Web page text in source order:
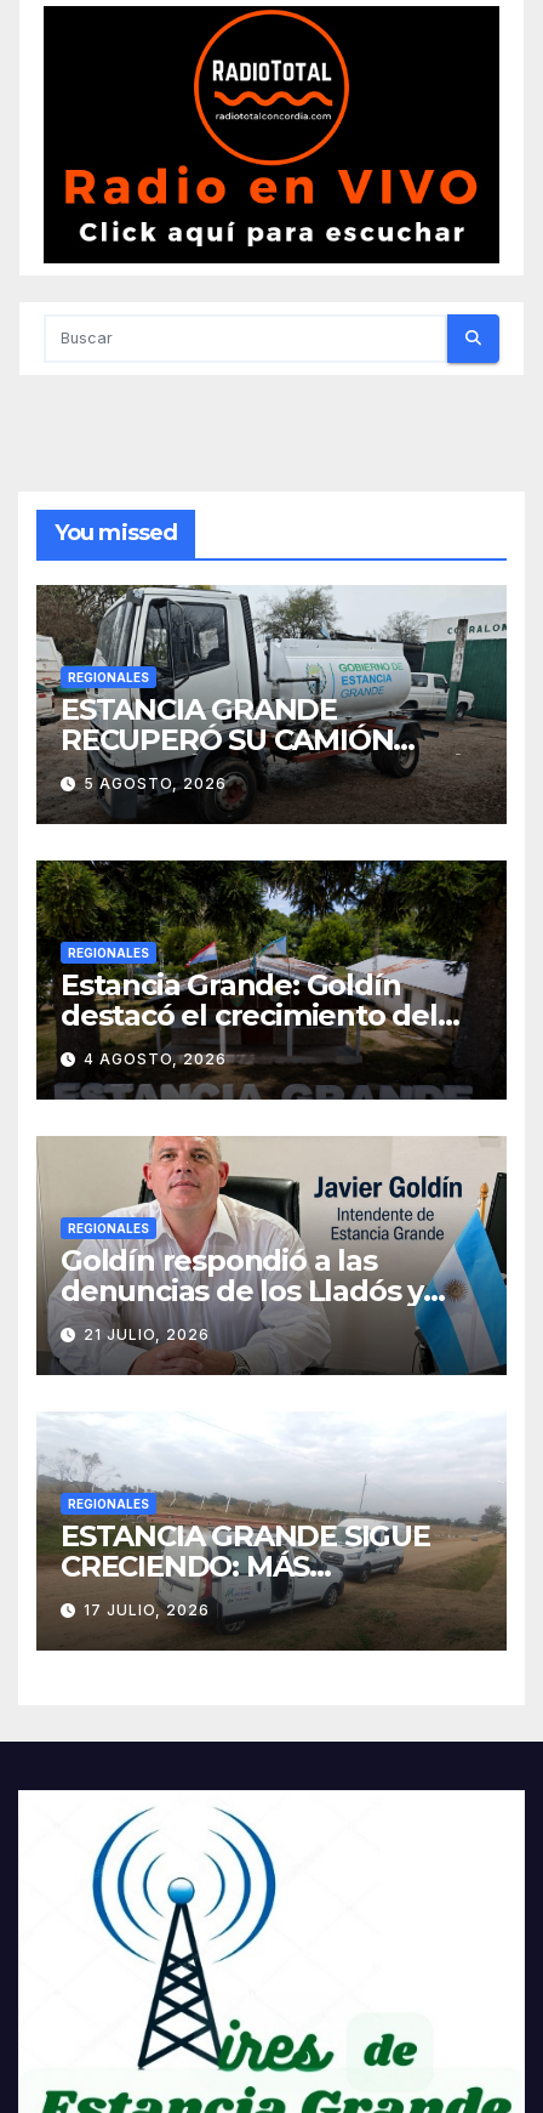
You missed
REGIONALES
ESTANCIA GRANDE
RECUPERÓ SU CAMIÓN
ATMOSFÉRICO Y MEJORARÁ
EL SERVICIO DE
SANEAMIENTO PARA LOS
VECINOS
5 AGOSTO, 2026
REGIONALES
Estancia Grande: Goldín
destacó el crecimiento del
municipio, anunció nuevas
obras y defendió su gestión
frente a las críticas
4 AGOSTO, 2026
REGIONALES
Goldín respondió a las
denuncias de los Lladós y
defendió la transparencia de
su gestión
21 JULIO, 2026
REGIONALES
ESTANCIA GRANDE SIGUE
CRECIENDO: MÁS
CONECTIVIDAD Y UNA
TRANSFORMACIÓN
HISTÓRICA PARA LA
17 JULIO, 2026